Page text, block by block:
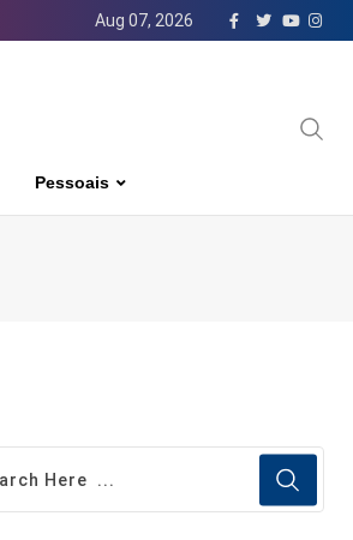
Aug 07, 2026
Pessoais